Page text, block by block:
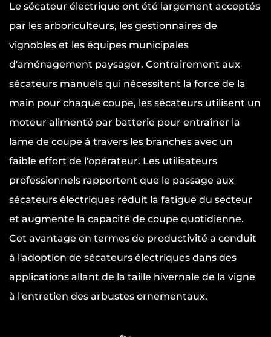
Le sécateur électrique ont été largement acceptés
par les arboriculteurs, les gestionnaires de
vignobles et les équipes municipales
d'aménagement paysager. Contrairement aux
sécateurs manuels qui nécessitent la force de la
main pour chaque coupe, les sécateurs utilisent un
moteur alimenté par batterie pour entraîner la
lame de coupe à travers les branches avec un
faible effort de l'opérateur. Les utilisateurs
professionnels rapportent que le passage aux
sécateurs électriques réduit la fatigue du secteur
et augmente la capacité de coupe quotidienne.
Cet avantage en termes de productivité a conduit
à l'adoption de sécateurs électriques dans des
applications allant de la taille hivernale de la vigne
à l'entretien des arbustes ornementaux.